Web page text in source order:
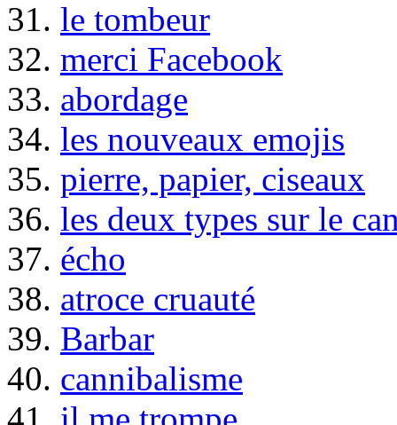
31. le tombeur
32. merci Facebook
33. abordage
34. les nouveaux emojis
35. pierre, papier, ciseaux
36. les deux types sur le
37. écho
38. atroce cruauté
39. Barbar
40. cannibalisme